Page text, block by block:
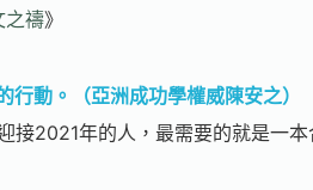
之禱》
行動。（亞洲成功學權威陳安之）
2021年的人，最需要的就是一